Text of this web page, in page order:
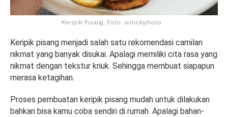
Keripik Pisang. Foto: istockphoto
Keripik pisang menjadi salah satu rekomendasi camilan
nikmat yang banyak disukai. Apalagi memiliki cita rasa yang
nikmat dengan tekstur kriuk. Sehingga membuat siapapun
merasa ketagihan.
Proses pembuatan keripik pisang mudah untuk dilakukan
bahkan bisa kamu coba sendiri di rumah. Apalagi bahan-